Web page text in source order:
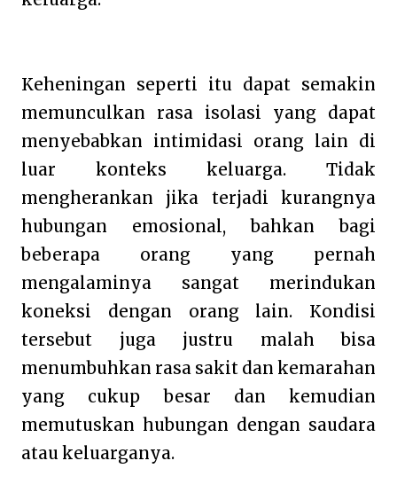
Keheningan seperti itu dapat semakin
memunculkan rasa isolasi yang dapat
menyebabkan intimidasi orang lain di
luar konteks keluarga. Tidak
mengherankan jika terjadi kurangnya
hubungan emosional, bahkan bagi
beberapa orang yang pernah
mengalaminya sangat merindukan
koneksi dengan orang lain. Kondisi
tersebut juga justru malah bisa
menumbuhkan rasa sakit dan kemarahan
yang cukup besar dan kemudian
memutuskan hubungan dengan saudara
atau keluarganya.